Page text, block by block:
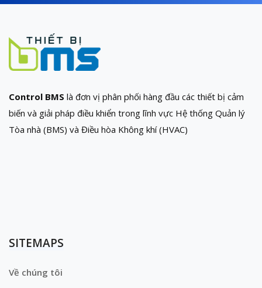
Control BMS là đơn vị phân phối hàng đầu các thiết bị cảm
biến và giải pháp điều khiển trong lĩnh vực Hệ thống Quản lý
Tòa nhà (BMS) và Điều hòa Không khí (HVAC)
SITEMAPS
Về chúng tôi